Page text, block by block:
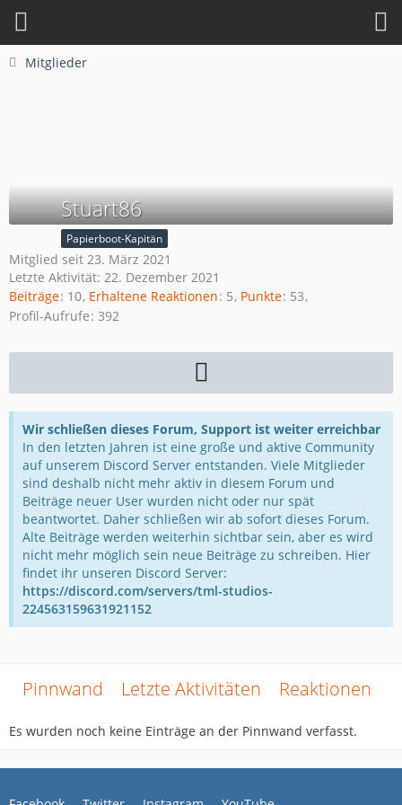
Mitglieder
Stuart86
Papierboot-Kapitän
Mitglied seit 23. März 2021
Letzte Aktivität: 22. Dezember 2021
Beiträge 10 Erhaltene Reaktionen 5 Punkte 53
Profil-Aufrufe 392
Wir schließen dieses Forum, Support ist weiter erreichbar
In den letzten Jahren ist eine große und aktive Community
auf unserem Discord Server entstanden. Viele Mitglieder
sind deshalb nicht mehr aktiv in diesem Forum und
Beiträge neuer User wurden nicht oder nur spät
beantwortet. Daher schließen wir ab sofort dieses Forum.
Alte Beiträge werden weiterhin sichtbar sein, aber es wird
nicht mehr möglich sein neue Beiträge zu schreiben. Hier
findet ihr unseren Discord Server:
https://discord.com/servers/tml-studios-
224563159631921152
Pinnwand Letzte Aktivitäten Reaktionen
Es wurden noch keine Einträge an der Pinnwand verfasst.